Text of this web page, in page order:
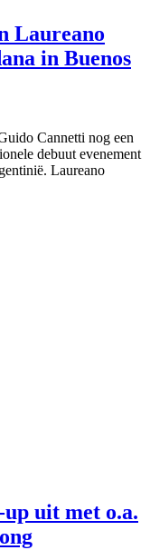
Laureano
in Buenos
Cannetti nog een
debuut evenement
Laureano
uit met o.a.